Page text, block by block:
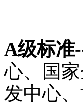
A级标准
心、国
发中心